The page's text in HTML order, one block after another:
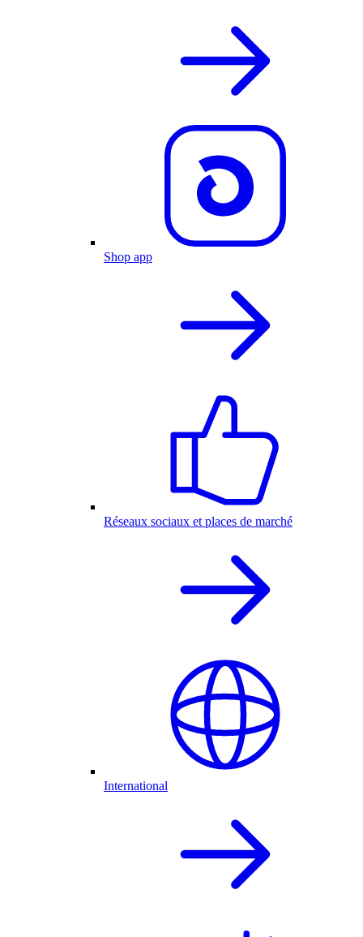
Shop app
Réseaux sociaux et places de marché
International